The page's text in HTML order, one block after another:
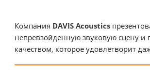
Компания DAVIS Acoustics
непревзойденную звуковую сцену и
качеством, которое удовлетворит